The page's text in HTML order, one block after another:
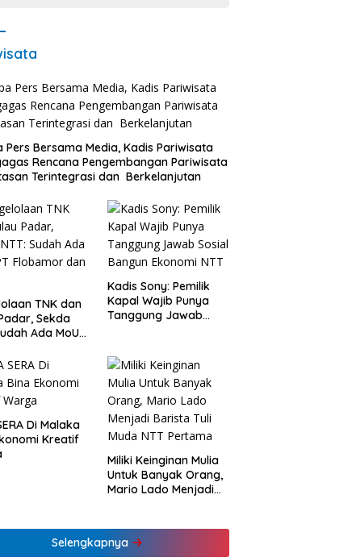
Pers Bersama Media, Kadis Pariwisata
Rencana Pengembangan Pariwisata
Terintegrasi dan Berkelanjutan
TNK dan
Sekda
Ada MoU
Kadis Sony: Pemilik
Kapal Wajib Punya
Tanggung Jawab
Di Malaka
Kreatif
Miliki Keinginan Mulia
Untuk Banyak Orang,
Mario Lado Menjadi
Selengkapnya